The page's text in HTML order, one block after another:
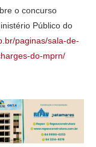
o concurso
Público do
paginas/sala-de-
do-mprn/